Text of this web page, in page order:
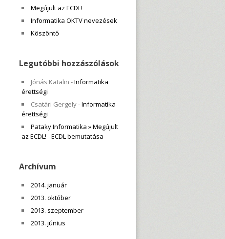
Megújult az ECDL!
Informatika OKTV nevezések
Köszöntő
Legutóbbi hozzászólások
Jónás Katalin -Informatika
érettségi
Csatári Gergely-Informatika
érettségi
Pataky Informatika » Megújult
az ECDL! -ECDL bemutatása
Archívum
2014. január
2013. október
2013. szeptember
2013. június